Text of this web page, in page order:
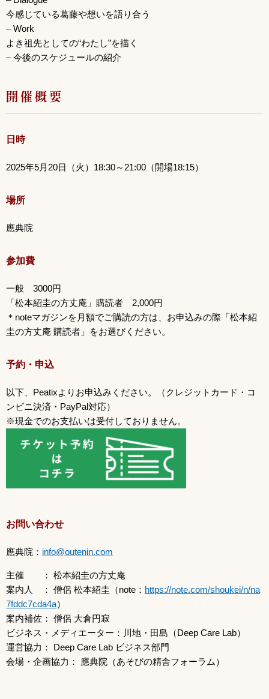
今感じている葛藤や想いを語り合う
– Work
よき祖先としての“わたし”を描く
– 今後のスケジュールの紹介
開催概要
日時
2025年5月20日（火）18:30～21:00（開場18:15）
場所
應典院
参加費
一般 3000円
「松本紹圭の方丈庵」購読者 2,000円
＊noteマガジンを月額でご購読の方は、お申込みの際「松本紹
圭の方丈庵 購読者」をお選びください。
予約・申込
以下、Peatixよりお申込みください。（クレジットカード・コ
ンビニ決済・PayPal対応）
※現金でのお支払いは受付しておりません。
お問い合わせ
應典院： info@outenin.com
主催 ： 松本紹圭の方丈庵
案内人 ： 僧侶 松本紹圭（note： https://note.com/shoukei/n/na
7fddc7cda4a）
案内補佐： 僧侶 大倉円寂
ビジネス・メディエーター：川地・田島（Deep Care Lab）
運営協力： Deep Care Lab ビジネス部門
会場・企画協力： 應典院（あそびの精舎フォーラム）